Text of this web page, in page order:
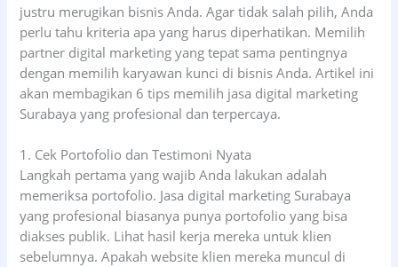
justru merugikan bisnis Anda. Agar tidak salah pilih, Anda
perlu tahu kriteria apa yang harus diperhatikan. Memilih
partner digital marketing yang tepat sama pentingnya
dengan memilih karyawan kunci di bisnis Anda. Artikel ini
akan membagikan 6 tips memilih jasa digital marketing
Surabaya yang profesional dan terpercaya.
1. Cek Portofolio dan Testimoni Nyata
Langkah pertama yang wajib Anda lakukan adalah
memeriksa portofolio. Jasa digital marketing Surabaya
yang profesional biasanya punya portofolio yang bisa
diakses publik. Lihat hasil kerja mereka untuk klien
sebelumnya. Apakah website klien mereka muncul di